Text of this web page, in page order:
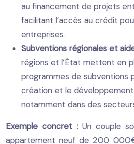
au financement de projets
facilitant l’accès au crédit
entreprises.
Subventions régionales et
régions et l’État mettent en
programmes de subventions
création et le développement
notamment dans des
Exemple concret : Un couple
appartement neuf de 200